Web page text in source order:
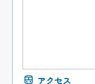
アクセス